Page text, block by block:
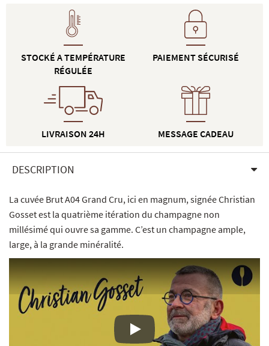
STOCKÉ A TEMPÉRATURE
RÉGULÉE
LIVRAISON 24H
PAIEMENT SÉCURISÉ
MESSAGE CADEAU
DESCRIPTION
La cuvée Brut A04 Grand Cru, ici en magnum, signée Christian
Gosset est la quatrième itération du champagne non
millésimé qui ouvre sa gamme. C’est un champagne ample,
large, à la grande minéralité.
Lecture